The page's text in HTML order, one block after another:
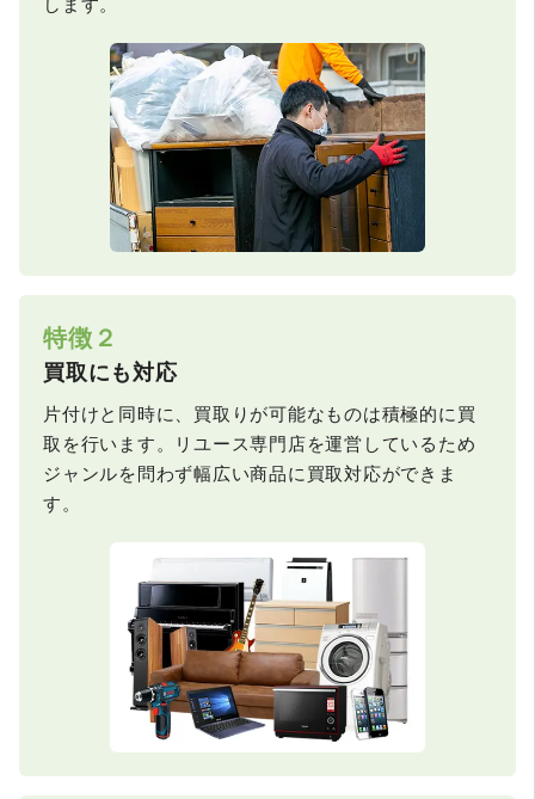
します。
特徴２
買取にも対応
片付けと同時に、買取りが可能なものは積極的に買
取を行います。リユース専門店を運営しているため
ジャンルを問わず幅広い商品に買取対応ができま
す。